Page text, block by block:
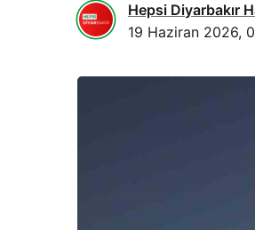
Hepsi Diyarbakır
19 Haziran 2026,